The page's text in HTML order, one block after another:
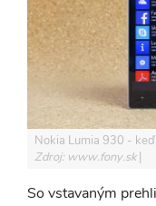
Nokia Lumia 930 -
Zdroj: www.fony.sk
So vstavaným